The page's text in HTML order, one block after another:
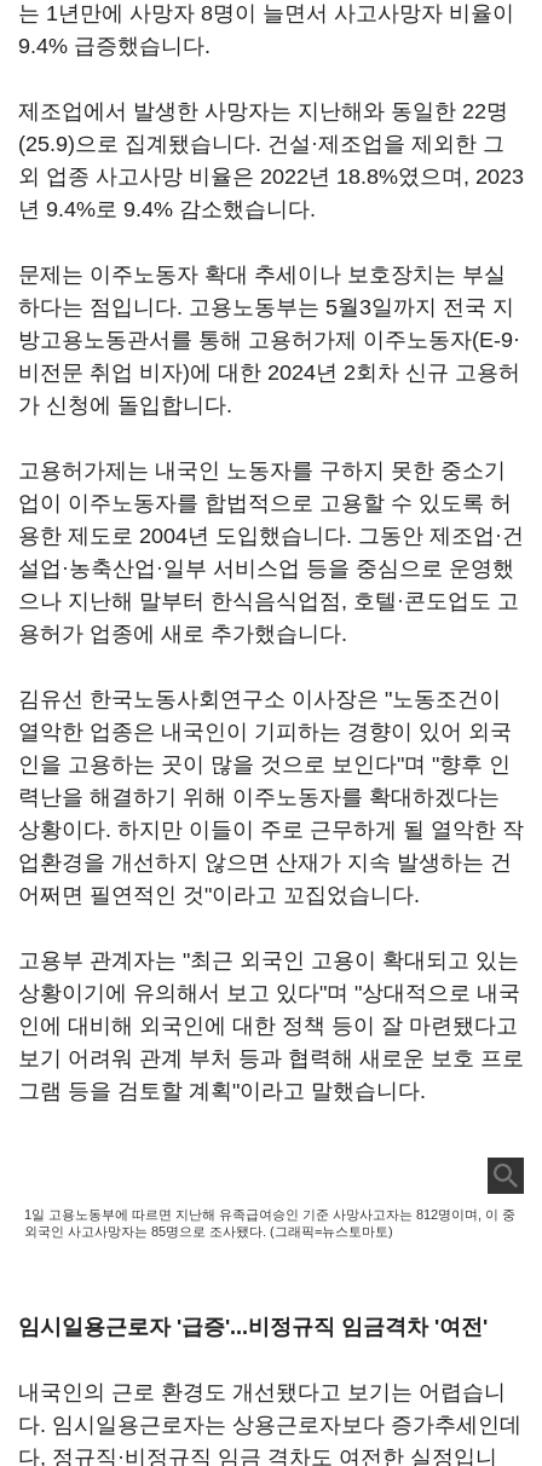
는 1년만에 사망자 8명이 늘면서 사고사망자 비율이
9.4% 급증했습니다.
제조업에서 발생한 사망자는 지난해와 동일한 22명
(25.9)으로 집계됐습니다. 건설·제조업을 제외한 그
외 업종 사고사망 비율은 2022년 18.8%였으며, 2023
년 9.4%로 9.4% 감소했습니다.
문제는 이주노동자 확대 추세이나 보호장치는 부실
하다는 점입니다. 고용노동부는 5월3일까지 전국 지
방고용노동관서를 통해 고용허가제 이주노동자(E-9·
비전문 취업 비자)에 대한 2024년 2회차 신규 고용허
가 신청에 돌입합니다.
고용허가제는 내국인 노동자를 구하지 못한 중소기
업이 이주노동자를 합법적으로 고용할 수 있도록 허
용한 제도로 2004년 도입했습니다. 그동안 제조업·건
설업·농축산업·일부 서비스업 등을 중심으로 운영했
으나 지난해 말부터 한식음식업점, 호텔·콘도업도 고
용허가 업종에 새로 추가했습니다.
김유선 한국노동사회연구소 이사장은 "노동조건이
열악한 업종은 내국인이 기피하는 경향이 있어 외국
인을 고용하는 곳이 많을 것으로 보인다"며 "향후 인
력난을 해결하기 위해 이주노동자를 확대하겠다는
상황이다. 하지만 이들이 주로 근무하게 될 열악한 작
업환경을 개선하지 않으면 산재가 지속 발생하는 건
어쩌면 필연적인 것"이라고 꼬집었습니다.
고용부 관계자는 "최근 외국인 고용이 확대되고 있는
상황이기에 유의해서 보고 있다"며 "상대적으로 내국
인에 대비해 외국인에 대한 정책 등이 잘 마련됐다고
보기 어려워 관계 부처 등과 협력해 새로운 보호 프로
그램 등을 검토할 계획"이라고 말했습니다.
1일 고용노동부에 따르면 지난해 유족급여승인 기준 사망사고자는 812명이며, 이 중
외국인 사고사망자는 85명으로 조사됐다. (그래픽=뉴스토마토)
임시일용근로자 '급증'...비정규직 임금격차 '여전'
내국인의 근로 환경도 개선됐다고 보기는 어렵습니
다. 임시일용근로자는 상용근로자보다 증가추세인데
다, 정규직·비정규직 임금 격차도 여전한 실정입니